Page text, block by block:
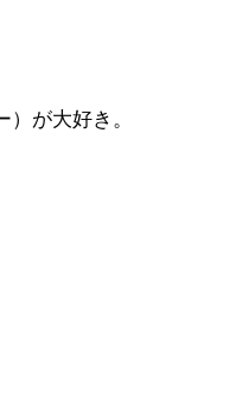
）が大好き。